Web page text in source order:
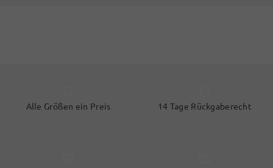
Alle Größen ein Preis 14 Tage Rückgaberecht